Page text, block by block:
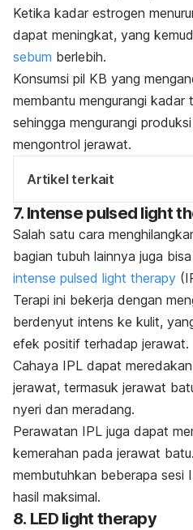
Ketika kadar estrogen
dapat meningkat, yang
sebum berlebih.
Konsumsi pil KB yang
membantu mengurangi
sehingga mengurangi
mengontrol jerawat.
Artikel terkait
7. Intense pulsed light
Salah satu cara
bagian tubuh lainnya juga
intense pulsed light therapy
Terapi ini bekerja dengan
berdenyut intens ke kulit,
efek positif terhadap jerawat.
Cahaya IPL dapat
jerawat, termasuk jerawat
nyeri dan meradang.
Perawatan IPL juga dapat
kemerahan pada jerawat
membutuhkan beberapa sesi
hasil maksimal.
8. LED light therapy